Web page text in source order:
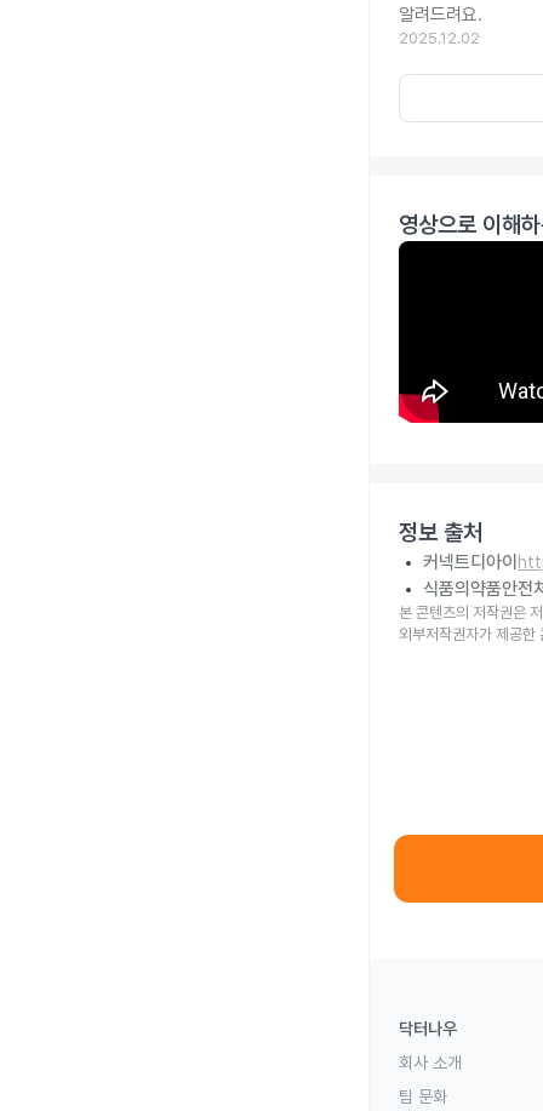
알려드려요.
2025.12.02
영상으로 이해
정보 출처
커넥트디아이
식품의약품안전
본 콘텐츠의 저작권은
외부저작권자가 제공한
닥터나우
회사 소개
팀 문화